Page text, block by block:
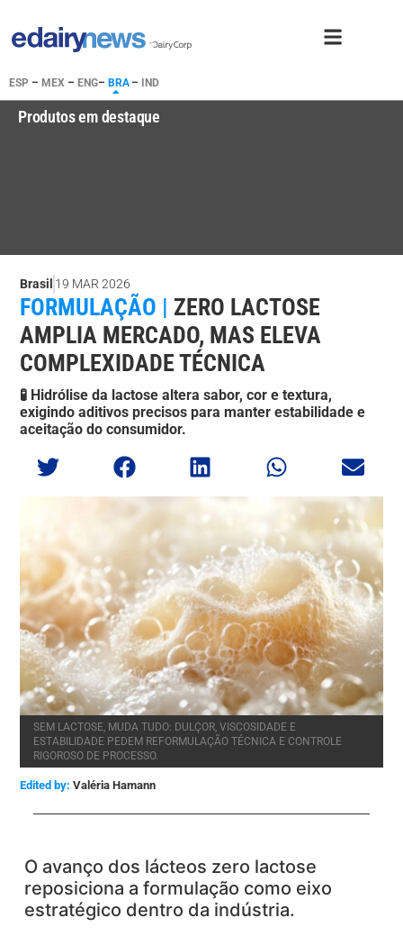
ESP – MEX – ENG– BRA– IND
Produtos em destaque
Brasil 19 MAR 2026
FORMULAÇÃO | ZERO LACTOSE
AMPLIA MERCADO, MAS ELEVA
COMPLEXIDADE TÉCNICA
🧪 Hidrólise da lactose altera sabor, cor e textura,
exigindo aditivos precisos para manter estabilidade e
aceitação do consumidor.
SEM LACTOSE, MUDA TUDO: DULÇOR, VISCOSIDADE E
ESTABILIDADE PEDEM REFORMULAÇÃO TÉCNICA E CONTROLE
RIGOROSO DE PROCESSO.
Edited by: Valéria Hamann
O avanço dos lácteos zero lactose
reposiciona a formulação como eixo
estratégico dentro da indústria.